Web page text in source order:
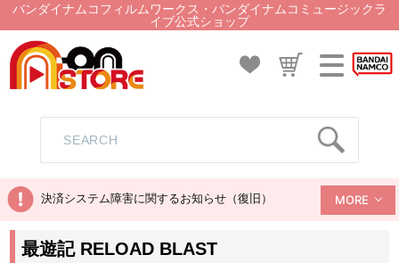
バンダイナムコフィルムワークス・バンダイナムコミュージックラ
イブ公式ショップ
決済システム障害に関するお知らせ（復旧） MORE
最遊記 RELOAD BLAST